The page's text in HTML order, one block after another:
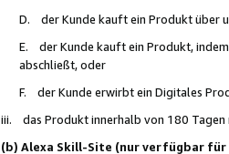
D. der Kunde kauft ein Produkt über
E. der Kunde kauft ein Produkt, indem
abschließt, oder
F. der Kunde erwirbt ein Digitales
iii. das Produkt innerhalb von 180 Tagen
(b) Alexa Skill-Site (nur verfügbar für